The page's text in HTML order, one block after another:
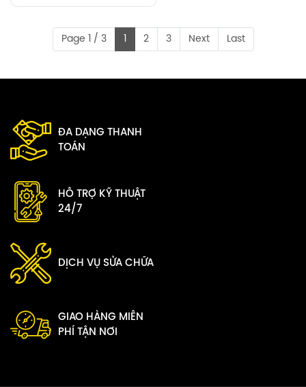
Page 1 / 3 1 2 3 Next Last
ĐA DẠNG THANH
TOÁN
HỖ TRỢ KỸ THUẬT
24/7
DỊCH VỤ SỬA CHỮA
GIAO HÀNG MIỄN
PHÍ TẬN NƠI